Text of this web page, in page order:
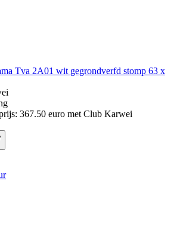
Tva 2A01 wit gegrondverfd stomp 63 x
367.50 euro met Club Karwei